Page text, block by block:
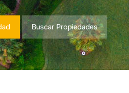
Buscar Propiedades